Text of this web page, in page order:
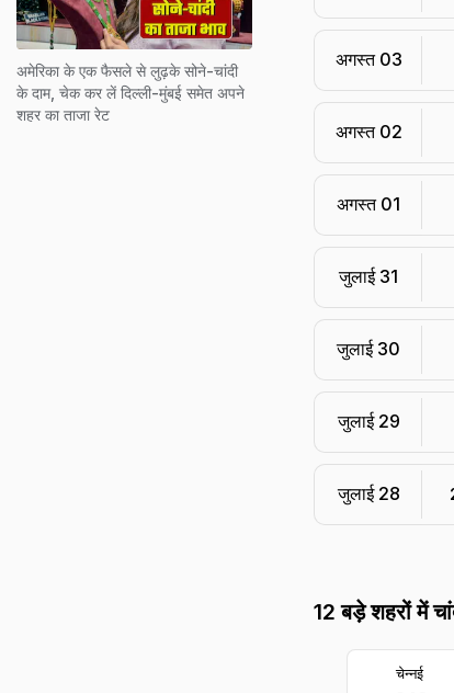
अगस्त 03
अगस्त 02
अगस्त 01
जुलाई 31
जुलाई 30
जुलाई 29
जुलाई 28
12 बड़े शहरों में
चेन्नई
अमेरिका के एक फैसले से लुढ़के सोने-चांदी
के दाम, चेक कर लें दिल्ली-मुंबई समेत अपने
शहर का ताजा रेट